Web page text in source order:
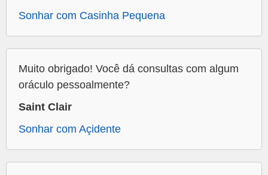
Sonhar com Casinha Pequena
Muito obrigado! Você dá consultas com algum
oráculo pessoalmente?
Saint Clair
Sonhar com Açidente